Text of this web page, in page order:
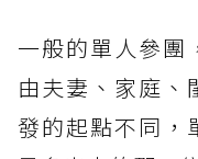
一般的單人參團
由夫妻、家庭、
發的起點不同，